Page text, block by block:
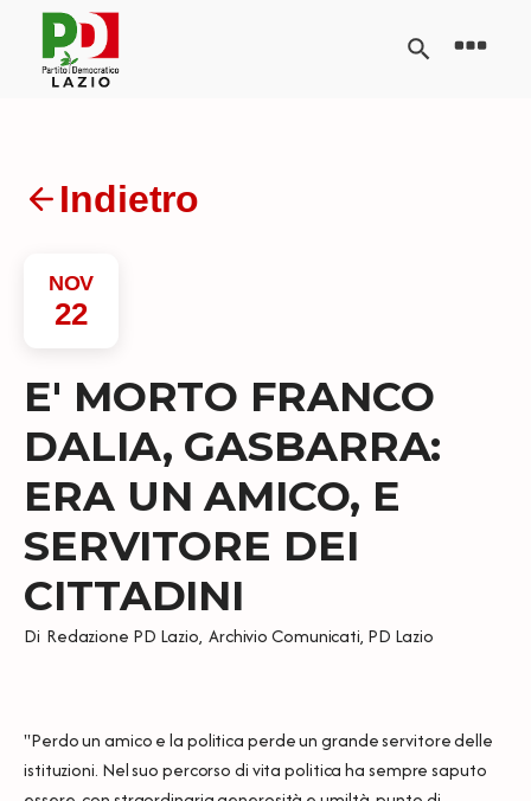
Indietro
NOV
22
E' MORTO FRANCO
DALIA, GASBARRA:
ERA UN AMICO, E
SERVITORE DEI
CITTADINI
Di Redazione PD Lazio, Archivio Comunicati, PD Lazio
"Perdo un amico e la politica perde un grande servitore delle
istituzioni. Nel suo percorso di vita politica ha sempre saputo